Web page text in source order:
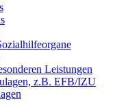
Leistungen
z.B. EFB/IZU